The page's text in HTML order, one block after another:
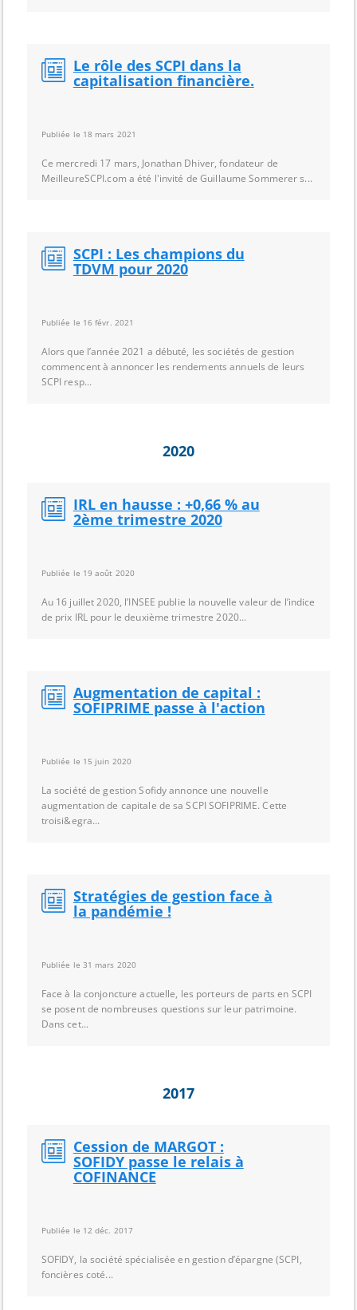
Le rôle des SCPI dans la
capitalisation financière.
Publiée le 18 mars 2021
Ce mercredi 17 mars, Jonathan Dhiver, fondateur de
MeilleureSCPI.com a été l'invité de Guillaume Sommerer s...
SCPI : Les champions du
TDVM pour 2020
Publiée le 16 févr. 2021
Alors que l’année 2021 a débuté, les sociétés de gestion
commencent à annoncer les rendements annuels de leurs
SCPI resp...
2020
IRL en hausse : +0,66 % au
2ème trimestre 2020
Publiée le 19 août 2020
Au 16 juillet 2020, l’INSEE publie la nouvelle valeur de l’indice
de prix IRL pour le deuxième trimestre 2020...
Augmentation de capital :
SOFIPRIME passe à l'action
Publiée le 15 juin 2020
La société de gestion Sofidy annonce une nouvelle
augmentation de capitale de sa SCPI SOFIPRIME. Cette
troisi&egra...
Stratégies de gestion face à
la pandémie !
Publiée le 31 mars 2020
Face à la conjoncture actuelle, les porteurs de parts en SCPI
se posent de nombreuses questions sur leur patrimoine.
Dans cet...
2017
Cession de MARGOT :
SOFIDY passe le relais à
COFINANCE
Publiée le 12 déc. 2017
SOFIDY, la société spécialisée en gestion d’épargne (SCPI,
foncières coté...